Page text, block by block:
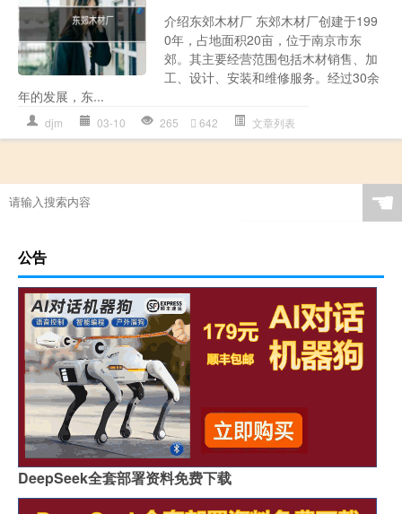
介绍东郊木材厂 东郊木材厂创建于199
0年，占地面积20亩，位于南京市东
郊。其主要经营范围包括木材销售、加
工、设计、安装和维修服务。经过30余
年的发展，东...
djm 03-10 265 642 文章列表
☚
公告
DeepSeek全套部署资料免费下载